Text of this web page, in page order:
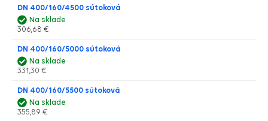
DN 400/160/4500 sútoková
Na sklade
306,68 €
DN 400/160/5000 sútoková
Na sklade
331,30 €
DN 400/160/5500 sútoková
Na sklade
355,89 €